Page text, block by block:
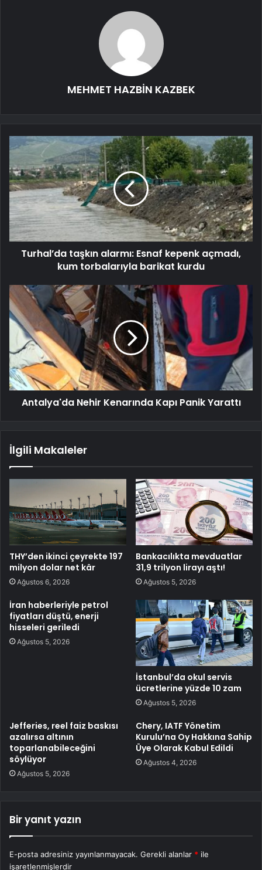
MEHMET HAZBİN KAZBEK
Turhal’da taşkın alarmı: Esnaf kepenk açmadı,
kum torbalarıyla barikat kurdu
Antalya'da Nehir Kenarında Kapı Panik Yarattı
İlgili Makaleler
THY’den ikinci çeyrekte 197
milyon dolar net kâr
Ağustos 6, 2026
Bankacılıkta mevduatlar
31,9 trilyon lirayı aştı!
Ağustos 5, 2026
İran haberleriyle petrol
fiyatları düştü, enerji
hisseleri geriledi
Ağustos 5, 2026
İstanbul’da okul servis
ücretlerine yüzde 10 zam
Ağustos 5, 2026
Jefferies, reel faiz baskısı
azalırsa altının
toparlanabileceğini
söylüyor
Ağustos 5, 2026
Chery, IATF Yönetim
Kurulu’na Oy Hakkına Sahip
Üye Olarak Kabul Edildi
Ağustos 4, 2026
Bir yanıt yazın
E-posta adresiniz yayınlanmayacak. Gerekli alanlar * ile
işaretlenmişlerdir